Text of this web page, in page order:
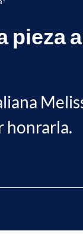
honrarla.